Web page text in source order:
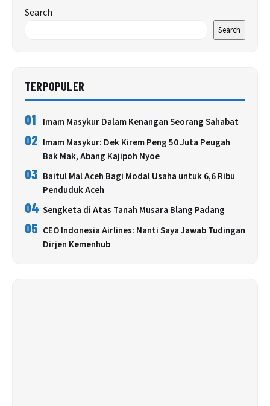
Search
Search
TERPOPULER
01 Imam Masykur Dalam Kenangan Seorang Sahabat
02 Imam Masykur: Dek Kirem Peng 50 Juta Peugah
Bak Mak, Abang Kajipoh Nyoe
03 Baitul Mal Aceh Bagi Modal Usaha untuk 6,6 Ribu
Penduduk Aceh
04 Sengketa di Atas Tanah Musara Blang Padang
05 CEO Indonesia Airlines: Nanti Saya Jawab Tudingan
Dirjen Kemenhub